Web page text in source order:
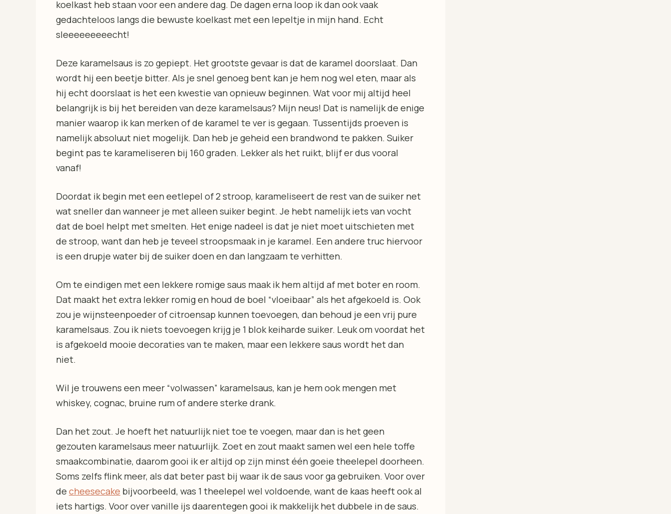
koelkast heb staan voor een andere dag. De dagen erna loop ik dan ook vaak
gedachteloos langs die bewuste koelkast met een lepeltje in mijn hand. Echt
sleeeeeeeeecht!
Deze karamelsaus is zo gepiept. Het grootste gevaar is dat de karamel doorslaat. Dan
wordt hij een beetje bitter. Als je snel genoeg bent kan je hem nog wel eten, maar als
hij echt doorslaat is het een kwestie van opnieuw beginnen. Wat voor mij altijd heel
belangrijk is bij het bereiden van deze karamelsaus? Mijn neus! Dat is namelijk de enige
manier waarop ik kan merken of de karamel te ver is gegaan. Tussentijds proeven is
namelijk absoluut niet mogelijk. Dan heb je geheid een brandwond te pakken. Suiker
begint pas te karameliseren bij 160 graden. Lekker als het ruikt, blijf er dus vooral
vanaf!
Doordat ik begin met een eetlepel of 2 stroop, karameliseert de rest van de suiker net
wat sneller dan wanneer je met alleen suiker begint. Je hebt namelijk iets van vocht
dat de boel helpt met smelten. Het enige nadeel is dat je niet moet uitschieten met
de stroop, want dan heb je teveel stroopsmaak in je karamel. Een andere truc hiervoor
is een drupje water bij de suiker doen en dan langzaam te verhitten.
Om te eindigen met een lekkere romige saus maak ik hem altijd af met boter en room.
Dat maakt het extra lekker romig en houd de boel “vloeibaar” als het afgekoeld is. Ook
zou je wijnsteenpoeder of citroensap kunnen toevoegen, dan behoud je een vrij pure
karamelsaus. Zou ik niets toevoegen krijg je 1 blok keiharde suiker. Leuk om voordat het
is afgekoeld mooie decoraties van te maken, maar een lekkere saus wordt het dan
niet.
Wil je trouwens een meer “volwassen” karamelsaus, kan je hem ook mengen met
whiskey, cognac, bruine rum of andere sterke drank.
Dan het zout. Je hoeft het natuurlijk niet toe te voegen, maar dan is het geen
gezouten karamelsaus meer natuurlijk. Zoet en zout maakt samen wel een hele toffe
smaakcombinatie, daarom gooi ik er altijd op zijn minst één goeie theelepel doorheen.
Soms zelfs flink meer, als dat beter past bij waar ik de saus voor ga gebruiken. Voor over
de cheesecake bijvoorbeeld, was 1 theelepel wel voldoende, want de kaas heeft ook al
iets hartigs. Voor over vanille ijs daarentegen gooi ik makkelijk het dubbele in de saus.